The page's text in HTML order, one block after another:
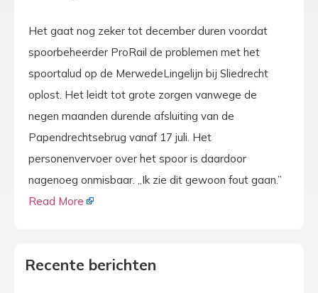
Het gaat nog zeker tot december duren voordat
spoorbeheerder ProRail de problemen met het
spoortalud op de MerwedeLingelijn bij Sliedrecht
oplost. Het leidt tot grote zorgen vanwege de
negen maanden durende afsluiting van de
Papendrechtsebrug vanaf 17 juli. Het
personenvervoer over het spoor is daardoor
nagenoeg onmisbaar. „Ik zie dit gewoon fout gaan.”
Read More
Recente berichten